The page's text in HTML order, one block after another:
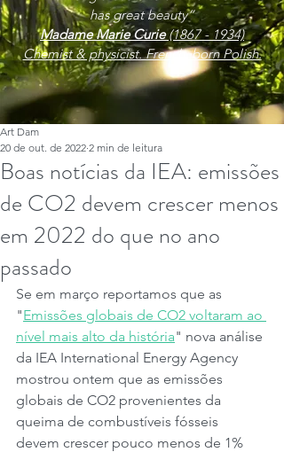
has great beauty”
Madame Marie Curie(1867 - 1934)
Chemist & physicist. French, born Polish.
Boas notícias da IEA: emissões
de CO2 devem crescer menos
em 2022 do que no ano
passado
Art Dam
20 de out. de 2022 2 min de leitura
Se em março reportamos que as
"Emissões globais de CO2 voltaram ao
nível mais alto da história" nova análise
da IEA International Energy Agency
mostrou ontem que as emissões
globais de CO2 provenientes da
queima de combustíveis fósseis
devem crescer pouco menos de 1%